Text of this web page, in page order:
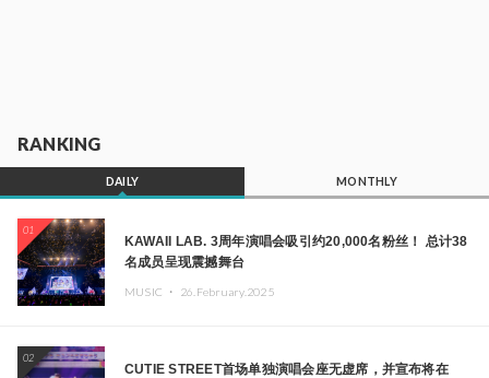
RANKING
DAILY MONTHLY
01
KAWAII LAB. 3周年演唱会吸引约20,000名粉丝！ 总计38
名成员呈现震撼舞台
MUSIC ・ 26.February.2025
02
CUTIE STREET首场单独演唱会座无虚席，并宣布将在